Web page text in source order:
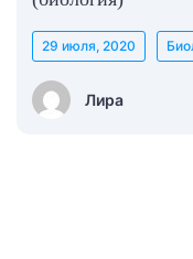
Лира
29 июля, 2020